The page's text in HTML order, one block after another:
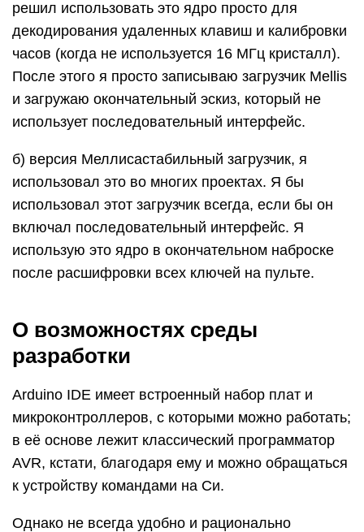
решил использовать это ядро ​​просто для
декодирования удаленных клавиш и калибровки
часов (когда не используется 16 МГц кристалл).
После этого я просто записываю загрузчик Mellis
и загружаю окончательный эскиз, который не
использует последовательный интерфейс.
б) версия Меллисастабильный загрузчик, я
использовал это во многих проектах. Я бы
использовал этот загрузчик всегда, если бы он
включал последовательный интерфейс. Я
использую это ядро ​​в окончательном наброске
после расшифровки всех ключей на пульте.
О возможностях среды
разработки
Arduino IDE имеет встроенный набор плат и
микроконтроллеров, с которыми можно работать;
в её основе лежит классический программатор
AVR, кстати, благодаря ему и можно обращаться
к устройству командами на Си.
Однако не всегда удобно и рационально